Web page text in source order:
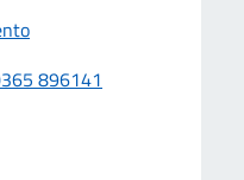
896141